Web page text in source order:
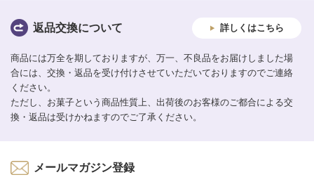
返品交換について 詳しくはこちら
商品には万全を期しておりますが、万一、不良品をお届けしました場
合には、交換・返品を受け付けさせていただいておりますのでご連絡
ください。
ただし、お菓子という商品性質上、出荷後のお客様のご都合による交
換・返品は受けかねますのでご了承ください。
メールマガジン登録